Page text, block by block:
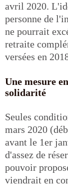
avril 2020.
personne de
ne pourrait
retraite
versées en
Une mesure
solidarité
Seules
mars 2020
avant le 1er
d'assez de
pouvoir
viendrait en